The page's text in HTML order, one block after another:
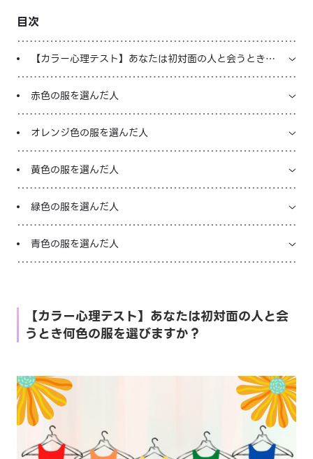
目次
【カラー心理テスト】あなたは初対面の人と会うとき何
色の服を選
赤色の服を選んだ人
オレンジ色の服を選んだ人
黄色の服を選んだ人
緑色の服を選んだ人
青色の服を選んだ人
【カラー心理テスト】あなたは初対面の人と会
うとき何色の服を選びますか？